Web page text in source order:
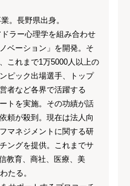
。長野県出身。
ラー心理学を組み合わせ
ベーション」を開発。そ
これまで1万5000人以上の
ピック出場選手、トップ
者など各界で活躍する
トを実施。その功績が話
頼が殺到。現在は法人向
マネジメントに関する研
ングを提供。これまでサ
教育、商社、医療、美
たる。